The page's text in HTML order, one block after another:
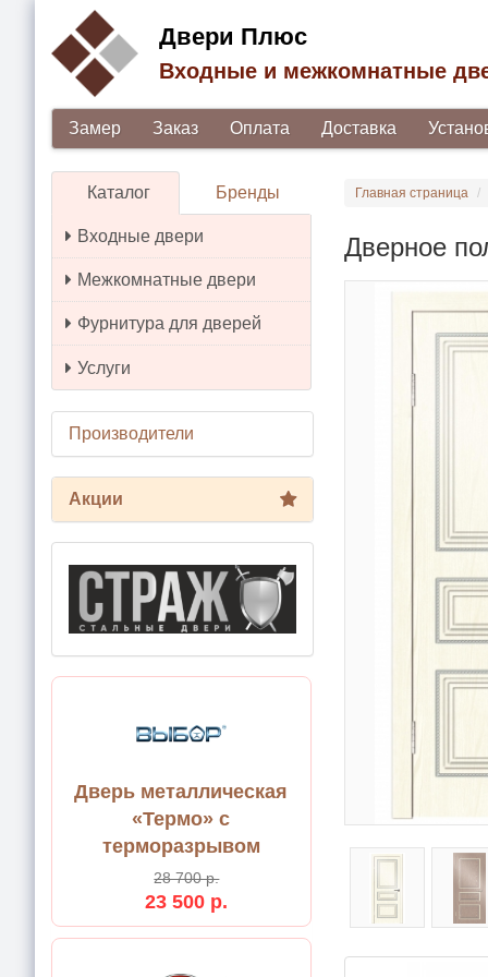
Двери Плюс
Входные и межкомнатные
Замер Заказ Оплата Доставка
Каталог Бренды
Входные двери
Межкомнатные двери
Фурнитура для дверей
Услуги
Производители
Акции
Дверь металлическая
«Термо» с
терморазрывом
28 700 р.
23 500 р.
Главная страница
Дверное